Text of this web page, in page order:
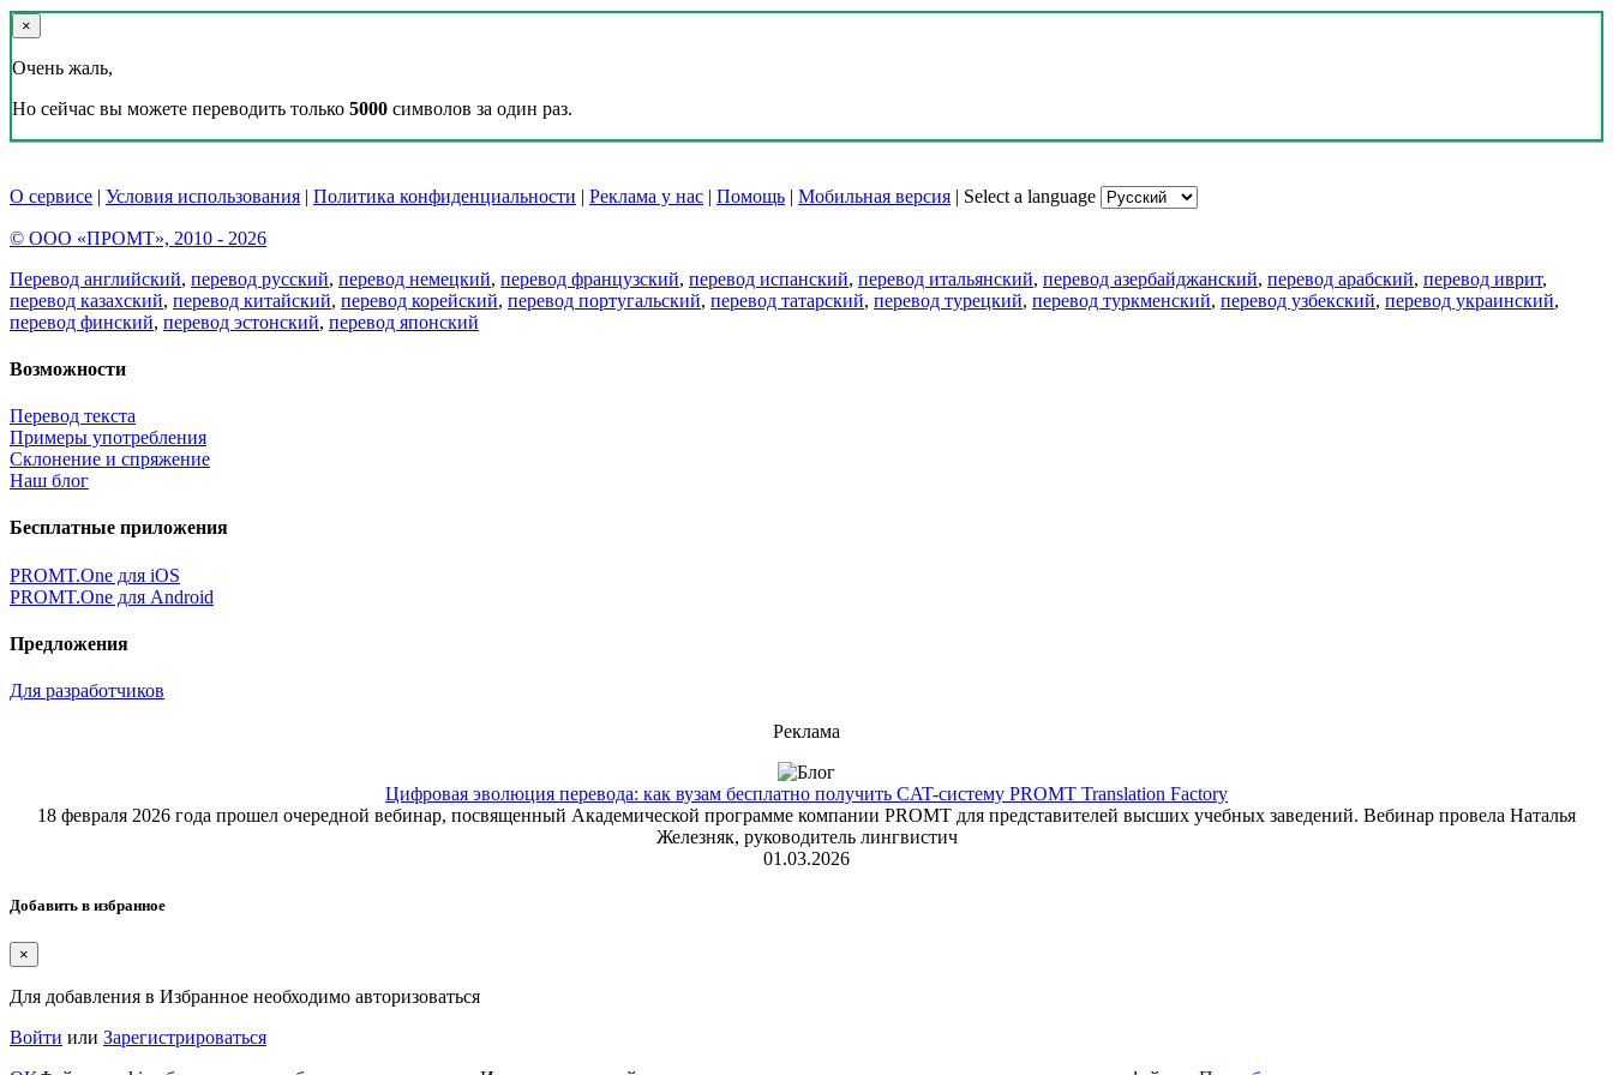
×
Очень жаль,
Но сейчас вы можете переводить только 5000 символов за один раз.
О сервисе | Условия использования | Политика конфиденциальности | Реклама у нас | Помощь | Мобильная версия | Select a language
© ООО «ПРОМТ», 2010 - 2026
Перевод английский, перевод русский, перевод немецкий, перевод французский, перевод испанский, перевод итальянский, перевод азербайджанский, перевод арабский, перевод иврит,
перевод казахский, перевод китайский, перевод корейский, перевод португальский, перевод татарский, перевод турецкий, перевод туркменский, перевод узбекский, перевод украинский,
перевод финский, перевод эстонский, перевод японский
Возможности
Перевод текста
Примеры употребления
Склонение и спряжение
Наш блог
Бесплатные приложения
PROMT.One для iOS
PROMT.One для Android
Предложения
Для разработчиков
Реклама
Цифровая эволюция перевода: как вузам бесплатно получить CAT-систему PROMT Translation Factory
18 февраля 2026 года прошел очередной вебинар, посвященный Академической программе компании PROMT для представителей высших учебных заведений. Вебинар провела Наталья
Железняк, руководитель лингвистич
01.03.2026
Добавить в избранное
×
Для добавления в Избранное необходимо авторизоваться
Войти или Зарегистрироваться